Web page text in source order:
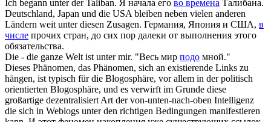
Ich begann unterder Taliban. Я начала его во времена Талибана.
Deutschland, Japan und die USA bleiben neben vielen anderen
Ländern weitunterdiesen Zusagen. Германия, Япония и США, в
числе прочих стран, до сих пор далеки от выполнения этого
обязательства.
Die - die ganze Welt istuntermir. "Весь мир подо мной."
Dieses Phänomen, das Phänomen, sich an existierende Links zu
hängen, ist typisch für die Blogosphäre, vor allem in der politisch
orientierten Blogosphäre, und es verwirft im Grunde diese
großartige dezentralisiert Art der von-unten-nach-oben Intelligenz
die sich in Weblogs unterden richtigen Bedingungen manifestieren